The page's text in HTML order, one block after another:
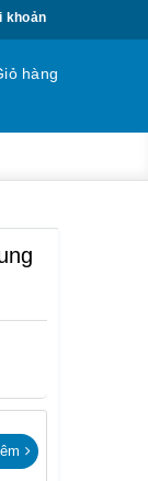
khoản
hàng